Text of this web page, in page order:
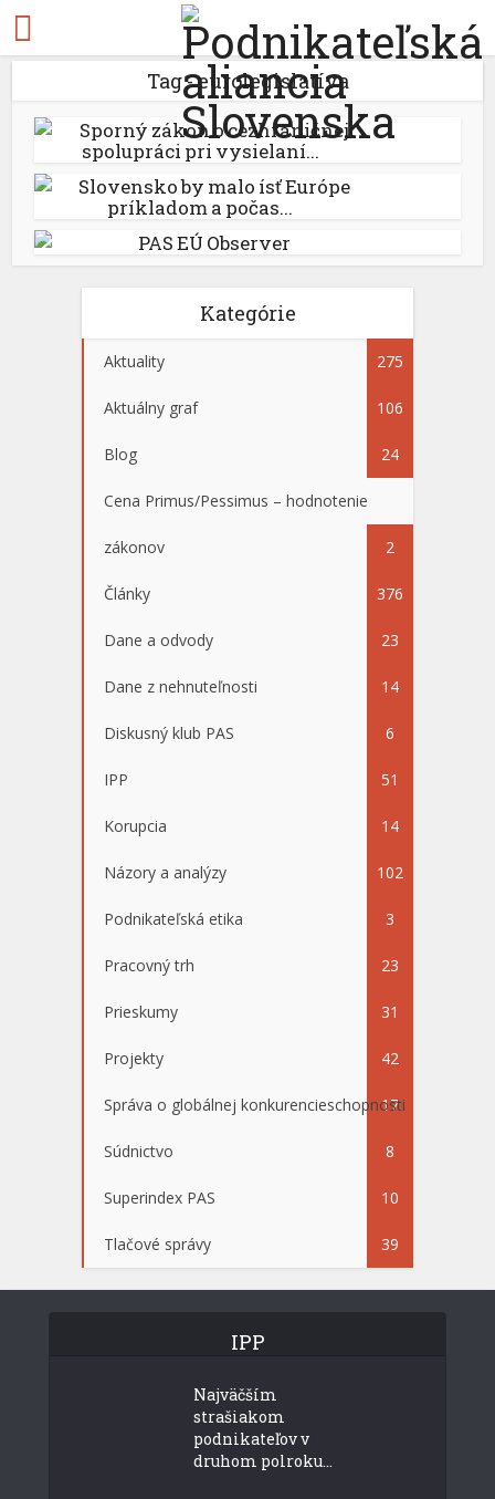
Tag - eurolegislatíva
Sporný zákon o cezhraničnej
spolupráci pri vysielaní...
Slovensko by malo ísť Európe
príkladom a počas...
PAS EÚ Observer
Kategórie
Aktuality 275
Aktuálny graf 106
Blog 24
Cena Primus/Pessimus – hodnotenie
zákonov 2
Články 376
Dane a odvody 23
Dane z nehnuteľnosti 14
Diskusný klub PAS 6
IPP 51
Korupcia 14
Názory a analýzy 102
Podnikateľská etika 3
Pracovný trh 23
Prieskumy 31
Projekty 42
Správa o globálnej konkurencieschopnosti
17
Súdnictvo 8
Superindex PAS 10
Tlačové správy 39
IPP
Najväčším
strašiakom
podnikateľov v
druhom polroku...